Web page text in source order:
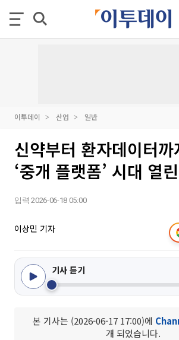
이투데이 산업 일반
신약부터 환자데이터
‘중개 플랫폼’ 시대 열
입력 2026-06-18 05:00
이상민 기자
기사 듣기
본 기사는 (2026-06-17 17:00)에
개 되었습니다.